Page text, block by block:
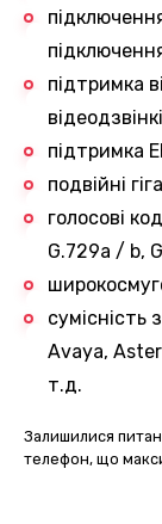
підтримка
підтримка
подвійні
голосові
G.729a / b,
Avaya,
т.д.
Залишилися
телефон, що
Ваше ім'я
Ваш
+1